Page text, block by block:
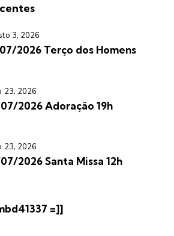
3, 2026
2026 Terço dos Homens
23, 2026
2026 Adoração 19h
23, 2026
2026 Santa Missa 12h
=]]